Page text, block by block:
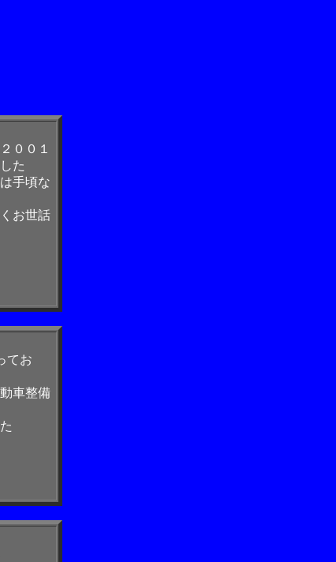
００１
た
手頃な
お世話
てお
車整備